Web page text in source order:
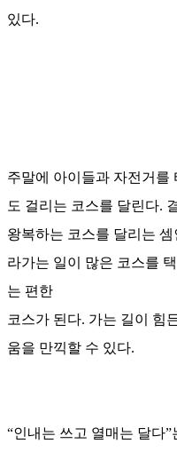
있다.
주말에 아이들과 자전거를
도 걸리는 코스를 달린다.
왕복하는 코스를 달리는
라가는 일이 많은 코스를
는 편한
코스가 된다. 가는 길이 힘
움을 만끽할 수 있다.
“인내는 쓰고 열매는 달다